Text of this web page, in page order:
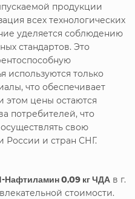
продукции
всех технологических
уделяется соблюдению
стандартов. Это
используются только
что обеспечивает
этом цены остаются
потребителей, что
свою
России и стран СНГ.
Нафтиламин 0,09 кг ЧДА в г.
стоимости.